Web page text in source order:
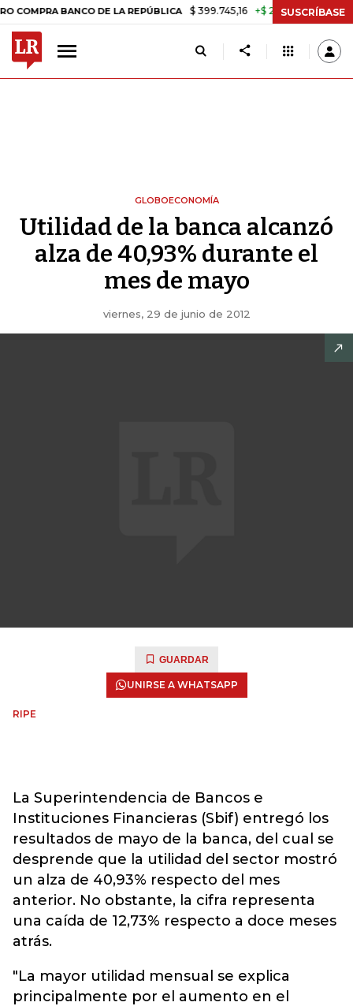
BANCO DE LA REPÚBLICA $ 399.745,16 +$ 2.295,71 +0,58%
SUSCRÍBASE
GLOBOECONOMÍA
Utilidad de la banca alcanzó
alza de 40,93% durante el
mes de mayo
viernes, 29 de junio de 2012
GUARDAR
UNIRSE A WHATSAPP
RIPE
La Superintendencia de Bancos e
Instituciones Financieras (Sbif) entregó los
resultados de mayo de la banca, del cual se
desprende que la utilidad del sector mostró
un alza de 40,93% respecto del mes
anterior. No obstante, la cifra representa
una caída de 12,73% respecto a doce meses
atrás.
"La mayor utilidad mensual se explica
principalmente por el aumento en el